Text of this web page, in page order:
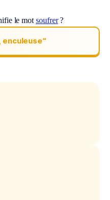
le mot soufrer?
enculeuse“